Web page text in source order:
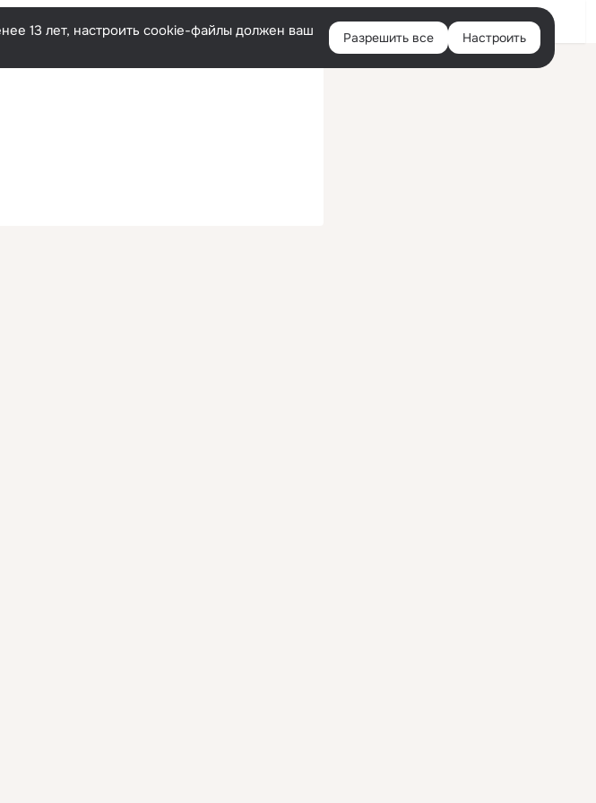
Войти
13 лет, настроить cookie-файлы должен ваш
Разрешить все Настроить